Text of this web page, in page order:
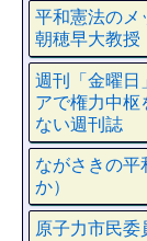
平和憲法のメ
朝穂早大教授
週刊「金曜日
アで権力中枢
ない週刊誌
ながさきの平
か）
原子力市民委